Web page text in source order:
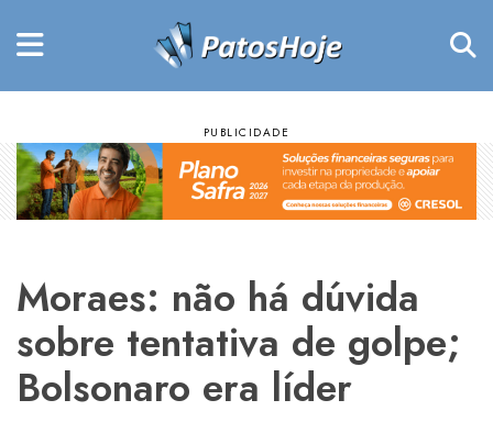
Moraes: não há dúvida
sobre tentativa de golpe;
Bolsonaro era líder